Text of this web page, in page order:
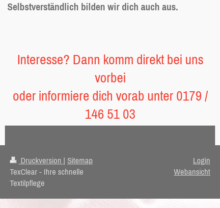
Selbstverständlich bilden wir dich auch aus.
Interesse? Dann komm direkt bei uns
vorbei
oder informiere dich vorab unter 0179 /
146 51 03
Druckversion | Sitemap
TexClear - Ihre schnelle
Textilpflege
Login
Webansicht